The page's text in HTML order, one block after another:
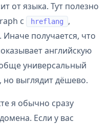
от языка. Тут полезно
с
hreflang
,
Иначе получается, что
английскую
универсальный
но выглядит дёшево.
я обычно сразу
Если у вас